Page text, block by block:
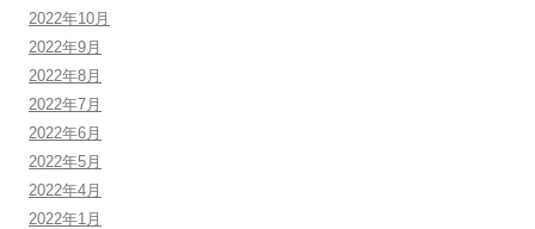
2022年10月
2022年9月
2022年8月
2022年7月
2022年6月
2022年5月
2022年4月
2022年1月